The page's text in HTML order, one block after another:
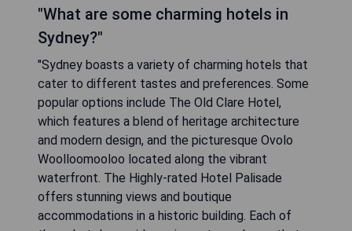
"What are some charming hotels in
Sydney?"
"Sydney boasts a variety of charming hotels that
cater to different tastes and preferences. Some
popular options include The Old Clare Hotel,
which features a blend of heritage architecture
and modern design, and the picturesque Ovolo
Woolloomooloo located along the vibrant
waterfront. The Highly-rated Hotel Palisade
offers stunning views and boutique
accommodations in a historic building. Each of